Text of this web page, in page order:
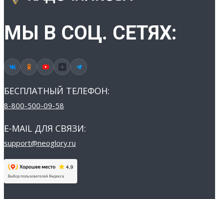
МЫ В СОЦ. СЕТЯХ:
БЕСПЛАТНЫЙ ТЕЛЕФОН:
8-800-500-09-58
E-MAIL ДЛЯ СВЯЗИ:
support@neoglory.ru